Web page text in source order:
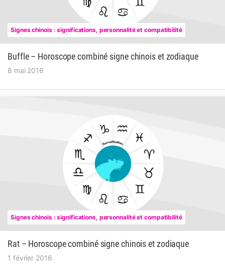
Signes chinois : significations, personnalité et compatibilité
Buffle – Horoscope combiné signe chinois et zodiaque
8 mai 2016
Signes chinois : significations, personnalité et compatibilité
Rat – Horoscope combiné signe chinois et zodiaque
1 février 2016